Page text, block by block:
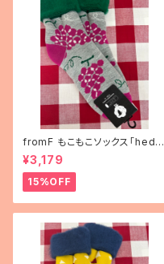
fromF もこもこソックス「hedel
mä（果物）」
¥3,179
15%OFF